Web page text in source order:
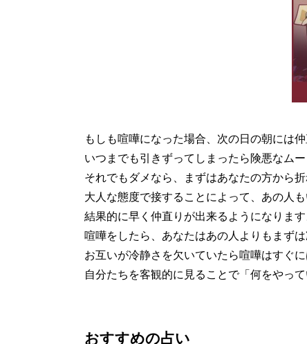
もしも喧嘩になった場合、次の日の朝には
いつまでも引きずってしまったら険悪なム
それでもダメなら、まずはあなたの方から折
大人な態度で接することによって、あの人
結果的に早く仲直りが出来るようになります
喧嘩をしたら、あなたはあの人よりもまず
お互いが冷静さを欠いていたら喧嘩はすぐに
自分たちを客観的に見ることで「何をやっ
おすすめの占い